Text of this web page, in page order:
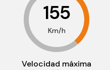
155
Km/h
Velocidad máxima